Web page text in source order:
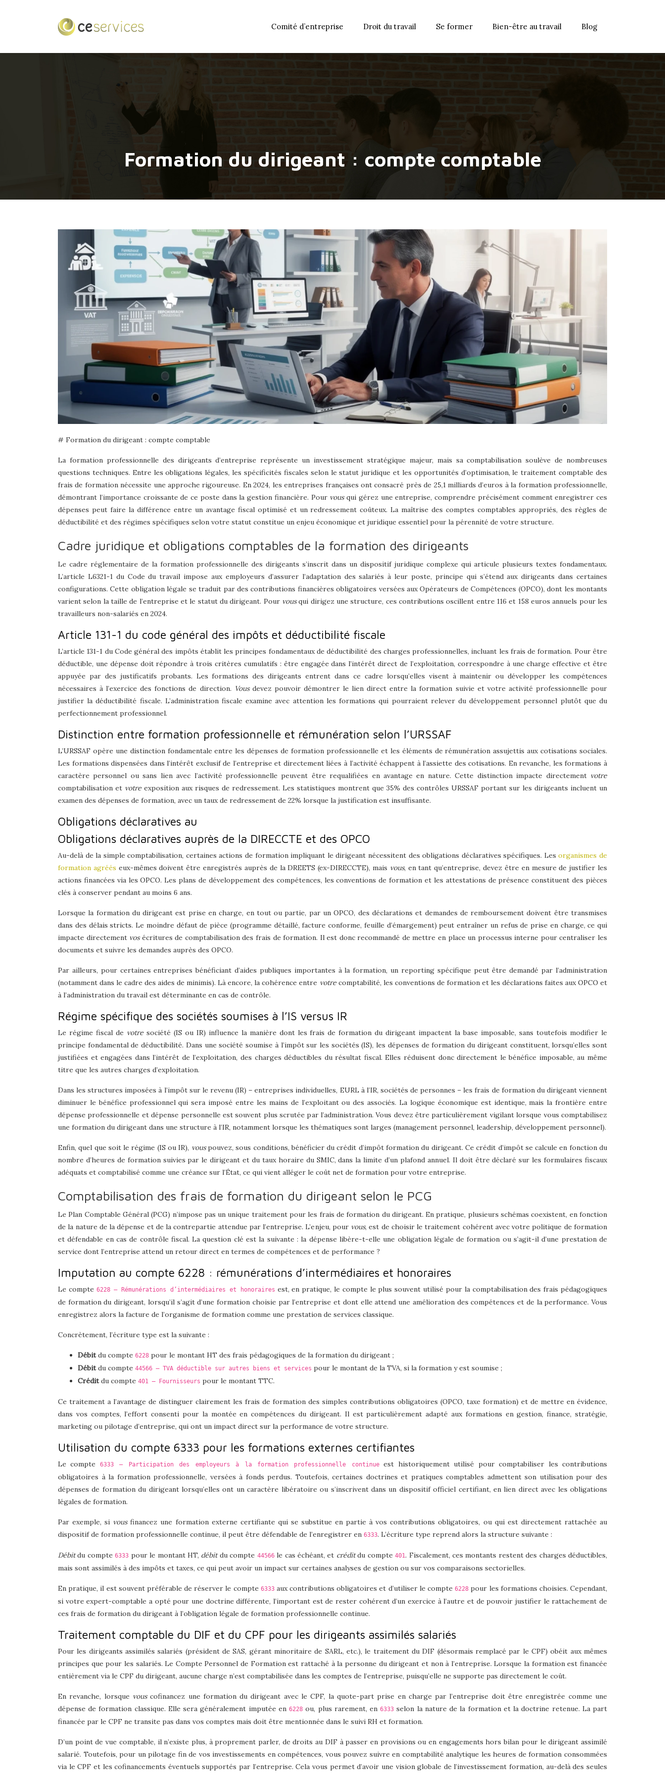
Comité d’entreprise Droit du travail Se former Bien-être au travail Blog
Formation du dirigeant : compte comptable
# Formation du dirigeant : compte comptable
La formation professionnelle des dirigeants d’entreprise représente un investissement stratégique majeur, mais sa comptabilisation soulève de nombreuses
questions techniques. Entre les obligations légales, les spécificités fiscales selon le statut juridique et les opportunités d’optimisation, le traitement comptable des
frais de formation nécessite une approche rigoureuse. En 2024, les entreprises françaises ont consacré près de 25,1 milliards d’euros à la formation professionnelle,
démontrant l’importance croissante de ce poste dans la gestion financière. Pour vousqui gérez une entreprise, comprendre précisément comment enregistrer ces
dépenses peut faire la différence entre un avantage fiscal optimisé et un redressement coûteux. La maîtrise des comptes comptables appropriés, des règles de
déductibilité et des régimes spécifiques selon votre statut constitue un enjeu économique et juridique essentiel pour la pérennité de votre structure.
Cadre juridique et obligations comptables de la formation des dirigeants
Le cadre réglementaire de la formation professionnelle des dirigeants s’inscrit dans un dispositif juridique complexe qui articule plusieurs textes fondamentaux.
L’article L6321-1 du Code du travail impose aux employeurs d’assurer l’adaptation des salariés à leur poste, principe qui s’étend aux dirigeants dans certaines
configurations. Cette obligation légale se traduit par des contributions financières obligatoires versées aux Opérateurs de Compétences (OPCO), dont les montants
varient selon la taille de l’entreprise et le statut du dirigeant. Pour vousqui dirigez une structure, ces contributions oscillent entre 116 et 158 euros annuels pour les
travailleurs non-salariés en 2024.
Article 131-1 du code général des impôts et déductibilité fiscale
L’article 131-1 du Code général des impôts établit les principes fondamentaux de déductibilité des charges professionnelles, incluant les frais de formation. Pour être
déductible, une dépense doit répondre à trois critères cumulatifs : être engagée dans l’intérêt direct de l’exploitation, correspondre à une charge effective et être
appuyée par des justificatifs probants. Les formations des dirigeants entrent dans ce cadre lorsqu’elles visent à maintenir ou développer les compétences
nécessaires à l’exercice des fonctions de direction. Vousdevez pouvoir démontrer le lien direct entre la formation suivie et votre activité professionnelle pour
justifier la déductibilité fiscale. L’administration fiscale examine avec attention les formations qui pourraient relever du développement personnel plutôt que du
perfectionnement professionnel.
Distinction entre formation professionnelle et rémunération selon l’URSSAF
L’URSSAF opère une distinction fondamentale entre les dépenses de formation professionnelle et les éléments de rémunération assujettis aux cotisations sociales.
Les formations dispensées dans l’intérêt exclusif de l’entreprise et directement liées à l’activité échappent à l’assiette des cotisations. En revanche, les formations à
caractère personnel ou sans lien avec l’activité professionnelle peuvent être requalifiées en avantage en nature. Cette distinction impacte directement votre
comptabilisation et votre exposition aux risques de redressement. Les statistiques montrent que 35% des contrôles URSSAF portant sur les dirigeants incluent un
examen des dépenses de formation, avec un taux de redressement de 22% lorsque la justification est insuffisante.
Obligations déclaratives au
Obligations déclaratives auprès de la DIRECCTE et des OPCO
Au-delà de la simple comptabilisation, certaines actions de formation impliquant le dirigeant nécessitent des obligations déclaratives spécifiques. Lesorganismes de
formation agréés eux-mêmes doivent être enregistrés auprès de la DREETS (ex-DIRECCTE), mais vous, en tant qu’entreprise, devez être en mesure de justifier les
actions financées via les OPCO. Les plans de développement des compétences, les conventions de formation et les attestations de présence constituent des pièces
clés à conserver pendant au moins 6 ans.
Lorsque la formation du dirigeant est prise en charge, en tout ou partie, par un OPCO, des déclarations et demandes de remboursement doivent être transmises
dans des délais stricts. Le moindre défaut de pièce (programme détaillé, facture conforme, feuille d’émargement) peut entraîner un refus de prise en charge, ce qui
impacte directement vosécritures de comptabilisation des frais de formation. Il est donc recommandé de mettre en place un processus interne pour centraliser les
documents et suivre les demandes auprès des OPCO.
Par ailleurs, pour certaines entreprises bénéficiant d’aides publiques importantes à la formation, un reporting spécifique peut être demandé par l’administration
(notamment dans le cadre des aides de minimis). Là encore, la cohérence entre votrecomptabilité, les conventions de formation et les déclarations faites aux OPCO et
à l’administration du travail est déterminante en cas de contrôle.
Régime spécifique des sociétés soumises à l’IS versus IR
Le régime fiscal de votresociété (IS ou IR) influence la manière dont les frais de formation du dirigeant impactent la base imposable, sans toutefois modifier le
principe fondamental de déductibilité. Dans une société soumise à l’impôt sur les sociétés (IS), les dépenses de formation du dirigeant constituent, lorsqu’elles sont
justifiées et engagées dans l’intérêt de l’exploitation, des charges déductibles du résultat fiscal. Elles réduisent donc directement le bénéfice imposable, au même
titre que les autres charges d’exploitation.
Dans les structures imposées à l’impôt sur le revenu (IR) – entreprises individuelles, EURL à l’IR, sociétés de personnes – les frais de formation du dirigeant viennent
diminuer le bénéfice professionnel qui sera imposé entre les mains de l’exploitant ou des associés. La logique économique est identique, mais la frontière entre
dépense professionnelle et dépense personnelle est souvent plus scrutée par l’administration. Vous devez être particulièrement vigilant lorsque vous comptabilisez
une formation du dirigeant dans une structure à l’IR, notamment lorsque les thématiques sont larges (management personnel, leadership, développement personnel).
Enfin, quel que soit le régime (IS ou IR), vouspouvez, sous conditions, bénéficier du crédit d’impôt formation du dirigeant. Ce crédit d’impôt se calcule en fonction du
nombre d’heures de formation suivies par le dirigeant et du taux horaire du SMIC, dans la limite d’un plafond annuel. Il doit être déclaré sur les formulaires fiscaux
adéquats et comptabilisé comme une créance sur l’État, ce qui vient alléger le coût net de formation pour votre entreprise.
Comptabilisation des frais de formation du dirigeant selon le PCG
Le Plan Comptable Général (PCG) n’impose pas un unique traitement pour les frais de formation du dirigeant. En pratique, plusieurs schémas coexistent, en fonction
de la nature de la dépense et de la contrepartie attendue par l’entreprise. L’enjeu, pour vous, est de choisir le traitement cohérent avec votre politique de formation
et défendable en cas de contrôle fiscal. La question clé est la suivante : la dépense libère-t-elle une obligation légale de formation ou s’agit-il d’une prestation de
service dont l’entreprise attend un retour direct en termes de compétences et de performance ?
Imputation au compte 6228 : rémunérations d’intermédiaires et honoraires
Le compte 6228 – Rémunérations d’intermédiaires et honoraires est, en pratique, le compte le plus souvent utilisé pour la comptabilisation des frais pédagogiques
de formation du dirigeant, lorsqu’il s’agit d’une formation choisie par l’entreprise et dont elle attend une amélioration des compétences et de la performance. Vous
enregistrez alors la facture de l’organisme de formation comme une prestation de services classique.
Concrètement, l’écriture type est la suivante :
Débitdu compte 6228 pour le montant HT des frais pédagogiques de la formation du dirigeant ;
Débitdu compte 44566 – TVA déductible sur autres biens et services pour le montant de la TVA, si la formation y est soumise ;
Créditdu compte 401 – Fournisseurs pour le montant TTC.
Ce traitement a l’avantage de distinguer clairement les frais de formation des simples contributions obligatoires (OPCO, taxe formation) et de mettre en évidence,
dans vos comptes, l’effort consenti pour la montée en compétences du dirigeant. Il est particulièrement adapté aux formations en gestion, finance, stratégie,
marketing ou pilotage d’entreprise, qui ont un impact direct sur la performance de votre structure.
Utilisation du compte 6333 pour les formations externes certifiantes
Le compte 6333 – Participation des employeurs à la formation professionnelle continueest historiquement utilisé pour comptabiliser les contributions
obligatoires à la formation professionnelle, versées à fonds perdus. Toutefois, certaines doctrines et pratiques comptables admettent son utilisation pour des
dépenses de formation du dirigeant lorsqu’elles ont un caractère libératoire ou s’inscrivent dans un dispositif officiel certifiant, en lien direct avec les obligations
légales de formation.
Par exemple, si vousfinancez une formation externe certifiante qui se substitue en partie à vos contributions obligatoires, ou qui est directement rattachée au
dispositif de formation professionnelle continue, il peut être défendable de l’enregistrer en 6333. L’écriture type reprend alors la structure suivante :
Débitdu compte6333 pour le montant HT, débitdu compte 44566le cas échéant, et créditdu compte401. Fiscalement, ces montants restent des charges déductibles,
mais sont assimilés à des impôts et taxes, ce qui peut avoir un impact sur certaines analyses de gestion ou sur vos comparaisons sectorielles.
En pratique, il est souvent préférable de réserver le compte 6333aux contributions obligatoires et d’utiliser le compte6228 pour les formations choisies. Cependant,
si votre expert-comptable a opté pour une doctrine différente, l’important est de rester cohérent d’un exercice à l’autre et de pouvoir justifier le rattachement de
ces frais de formation du dirigeant à l’obligation légale de formation professionnelle continue.
Traitement comptable du DIF et du CPF pour les dirigeants assimilés salariés
Pour les dirigeants assimilés salariés (président de SAS, gérant minoritaire de SARL, etc.), le traitement du DIF (désormais remplacé par le CPF) obéit aux mêmes
principes que pour les salariés. Le Compte Personnel de Formation est rattaché à la personne du dirigeant et non à l’entreprise. Lorsque la formation est financée
entièrement via le CPF du dirigeant, aucune charge n’est comptabilisée dans les comptes de l’entreprise, puisqu’elle ne supporte pas directement le coût.
En revanche, lorsque vouscofinancez une formation du dirigeant avec le CPF, la quote-part prise en charge par l’entreprise doit être enregistrée comme une
dépense de formation classique. Elle sera généralement imputée en6228 ou, plus rarement, en6333 selon la nature de la formation et la doctrine retenue. La part
financée par le CPF ne transite pas dans vos comptes mais doit être mentionnée dans le suivi RH et formation.
D’un point de vue comptable, il n’existe plus, à proprement parler, de droits au DIF à passer en provisions ou en engagements hors bilan pour le dirigeant assimilé
salarié. Toutefois, pour un pilotage fin de vos investissements en compétences, vous pouvez suivre en comptabilité analytique les heures de formation consommées
via le CPF et les cofinancements éventuels supportés par l’entreprise. Cela vous permet d’avoir une vision globale de l’investissement formation, au-delà des seules